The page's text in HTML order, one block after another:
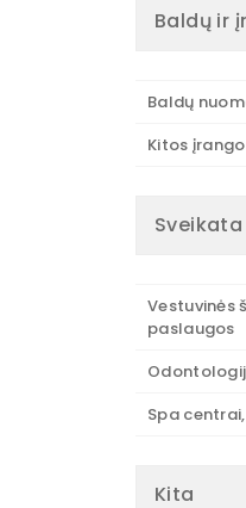
Baldų ir
Baldų
Kitos
Vestuvinės
paslaugos
Spa
Kita